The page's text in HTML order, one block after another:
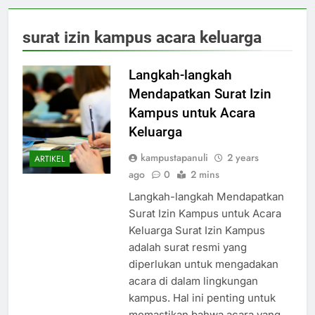
surat izin kampus acara keluarga
ARTIKEL
Langkah-langkah
Mendapatkan Surat Izin
Kampus untuk Acara
Keluarga
kampustapanuli
2 years
ago
0 2 mins
Langkah-langkah Mendapatkan
Surat Izin Kampus untuk Acara
Keluarga Surat Izin Kampus
adalah surat resmi yang
diperlukan untuk mengadakan
acara di dalam lingkungan
kampus. Hal ini penting untuk